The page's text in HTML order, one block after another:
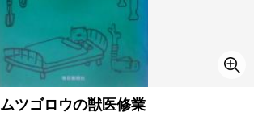
ムツゴロウの獣医修業